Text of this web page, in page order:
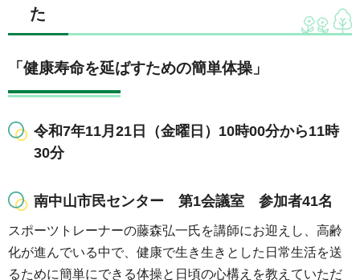
た
「健康寿命を延ばすための簡単体操」
令和7年11月21日（金曜日）10時00分から11時
30分
南中山市民センター 第1会議室 参加者41名
スポーツトレーナーの藤森弘一氏を講師にお迎えし、高齢
化が進んでいる中で、健康で生き生きとした日常生活を送
るために簡単にできる体操と日頃の心構えを教えていただ